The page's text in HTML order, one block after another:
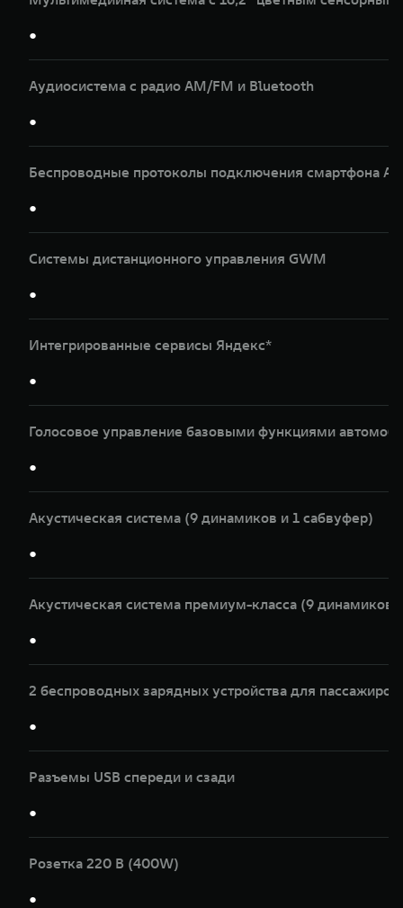
●
Аудиосистема с радио AM/FM и Bluetooth
●
Беспроводные протоколы подключения смартфона
●
Системы дистанционного управления GWM
●
Интегрированные сервисы Яндекс*
●
Голосовое управление базовыми функциями
●
Акустическая система (9 динамиков и 1 сабвуфер)
●
Акустическая система премиум-класса (9 динамиков
●
2 беспроводных зарядных устройства для
●
Разъемы USB спереди и сзади
●
Розетка 220 В (400W)
●